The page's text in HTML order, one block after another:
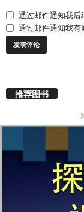
通过邮件通知我后
通过邮件通知我有
推荐图书